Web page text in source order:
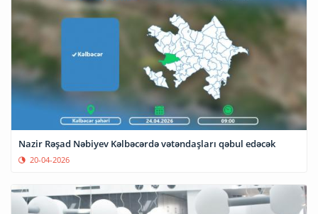
Nazir Rəşad Nəbiyev Kəlbəcərdə vətəndaşları qəbul edəcək
20-04-2026